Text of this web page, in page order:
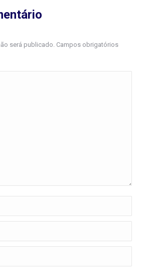
será publicado. Campos obrigatórios